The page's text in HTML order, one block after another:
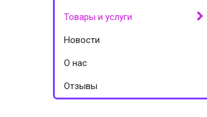
Товары и услуги
Новости
О нас
Отзывы